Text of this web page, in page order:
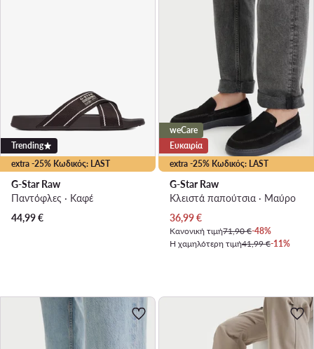
extra -25% Κωδικός: LAST
Trending
G-Star Raw
Παντόφλες · Καφέ
44,99€
extra -25% Κωδικός: LAST
weCare
Ευκαιρία
G-Star Raw
Κλειστά παπούτσια · Μαύρο
Τρέχουσα τιμή
36,99€
Κανονική τιμή71,90 €-48%
Η χαμηλότερη τιμή41,99 €-11%